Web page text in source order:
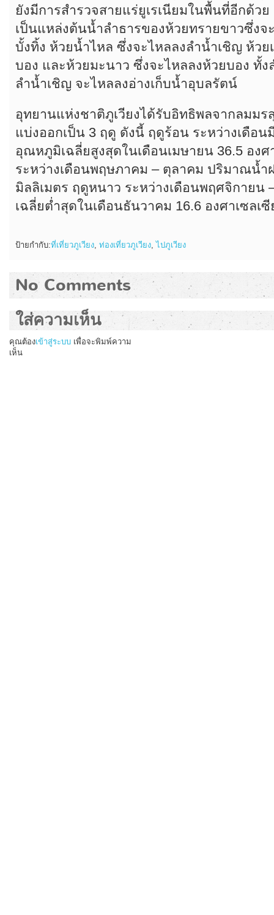
ยังมีการสำรวจสายแร่ยูเรเนียมในพื้นที่อีกด้ว
เป็นแหล่งต้นน้ำลำธารของห้วยทรายขาวซึ่งจ
บั้งทิ้ง ห้วยน้ำไหล ซึ่งจะไหลลงลำน้ำเชิญ ห้ว
บอง และห้วยมะนาว ซึ่งจะไหลลงห้วยบอง ทั้
ลำน้ำเชิญ จะไหลลงอ่างเก็บน้ำอุบลรัตน์
อุทยานแห่งชาติภูเวียงได้รับอิทธิพลจากลมมร
แบ่งออกเป็น 3 ฤดู ดังนี้ ฤดูร้อน ระหว่างเดือน
อุณหภูมิเฉลี่ยสูงสุดในเดือนเมษายน 36.5 องศ
ระหว่างเดือนพฤษภาคม – ตุลาคม ปริมาณน้ำ
มิลลิเมตร ฤดูหนาว ระหว่างเดือนพฤศจิกาย
เฉลี่ยต่ำสุดในเดือนธันวาคม 16.6 องศาเซลเซี
ป้ายกำกับ:ที่เที่ยวภูเวียง, ท่องเที่ยวภูเวียง,ไปภูเวียง
No Comments
ใส่ความเห็น
คุณต้องเข้าสู่ระบบ เพื่อจะพิมพ์ความ
เห็น